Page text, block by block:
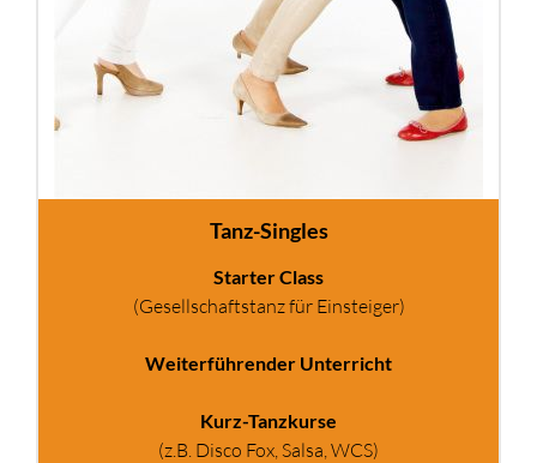
Tanz-Singles
Starter Class
(Gesellschaftstanz für Einsteiger)
Weiterführender Unterricht
Kurz-Tanzkurse
(z.B. Disco Fox, Salsa, WCS)